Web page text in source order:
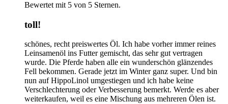
Bewertet mit 5 von 5 Sternen.
toll!
schönes, recht preiswertes Öl. Ich habe vorher immer reines
Leinsamenöl ins Futter gemischt, das sehr gut vertragen
wurde. Die Pferde haben alle ein wunderschön glänzendes
Fell bekommen. Gerade jetzt im Winter ganz super. Und bin
nun auf HippoLinol umgestiegen und ich habe keine
Verschlechterung oder Verbesserung bemerkt. Werde es aber
weiterkaufen, weil es eine Mischung aus mehreren Ölen ist.